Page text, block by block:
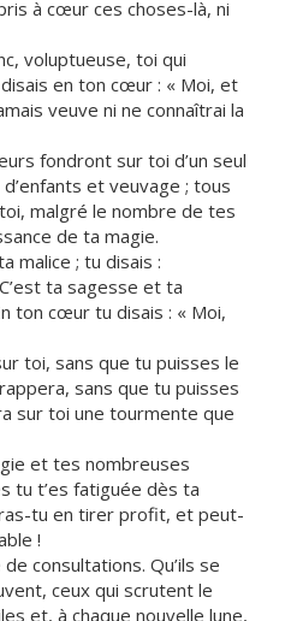
à cœur ces choses-là, ni
voluptueuse, toi qui
en ton cœur : « Moi, et
veuve ni ne connaîtrai la
fondront sur toi d’un seul
et veuvage ; tous
malgré le nombre de tes
de ta magie.
malice ; tu disais :
ta sagesse et ta
ton cœur tu disais : « Moi,
toi, sans que tu puisses le
sans que tu puisses
sur toi une tourmente que
et tes nombreuses
tu t’es fatiguée dès ta
tu en tirer profit, et peut-
!
consultations. Qu’ils se
ceux qui scrutent le
et, à chaque nouvelle lune,